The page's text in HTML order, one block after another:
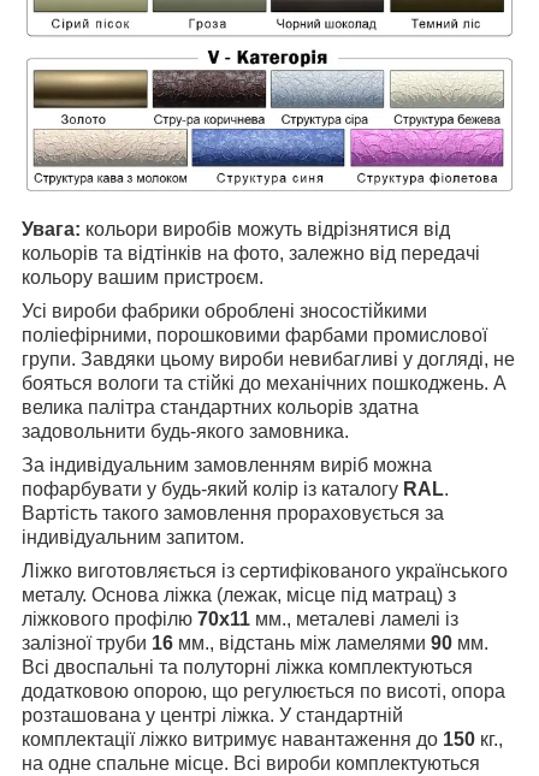
Увага: кольори виробів можуть відрізнятися від
кольорів та відтінків на фото, залежно від передачі
кольору вашим пристроєм.
Усі вироби фабрики оброблені зносостійкими
поліефірними, порошковими фарбами промислової
групи. Завдяки цьому вироби невибагливі у догляді, не
бояться вологи та стійкі до механічних пошкоджень. А
велика палітра стандартних кольорів здатна
задовольнити будь-якого замовника.
За індивідуальним замовленням виріб можна
пофарбувати у будь-який колір із каталогу RAL.
Вартість такого замовлення прораховується за
індивідуальним запитом.
Ліжко виготовляється із сертифікованого українського
металу. Основа ліжка (лежак, місце під матрац) з
ліжкового профілю 70х11 мм., металеві ламелі із
залізної труби 16 мм., відстань між ламелями 90 мм.
Всі двоспальні та полуторні ліжка комплектуються
додатковою опорою, що регулюється по висоті, опора
розташована у центрі ліжка. У стандартній
комплектації ліжко витримує навантаження до 150 кг.,
на одне спальне місце. Всі вироби комплектуються